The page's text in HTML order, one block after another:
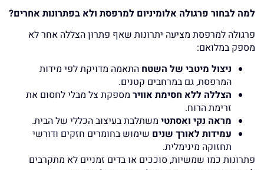
למה לבחור פרגולה אלומיניום למרפסת ולא בפתרונות אחרים?
פרגולה למרפסת מציעה יתרונות שאף פתרון הצללה אחר לא
מספק במלואם:
ניצול מיטבי של השטח התאמה מדויקת לפי מידות
המרפסת, גם במרחבים קטנים.
הצללה ללא חסימת אוויר מספקת צל מבלי לחסום את
זרימת הרוח.
מראה נקי ואסתטי משתלבת בעיצוב הכללי של הבית.
עמידות לאורך שנים שימוש בחומרים חזקים ודורשי
תחזוקה מינימלית.
פתרונות כמו שמשיות, סוככים או בדים זמניים לא מתקרבים